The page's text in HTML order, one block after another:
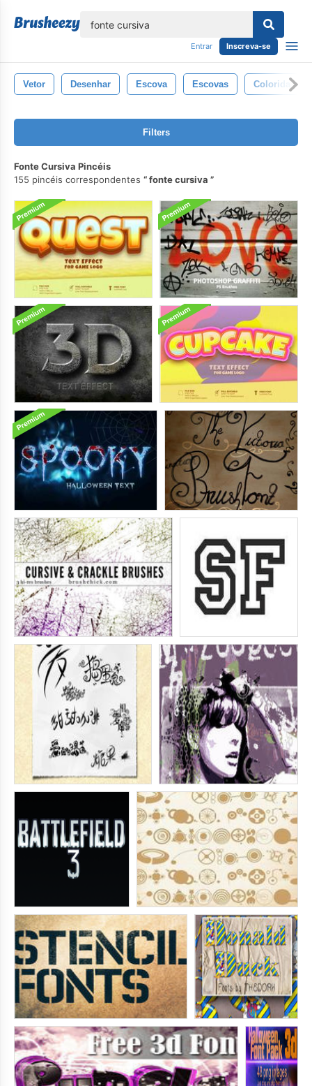
Entrar Inscreva-se
Vetor Desenhar Escova Escovas Colorida
Filters
Fonte Cursiva Pincéis
155 pincéis correspondentes
fonte cursiva